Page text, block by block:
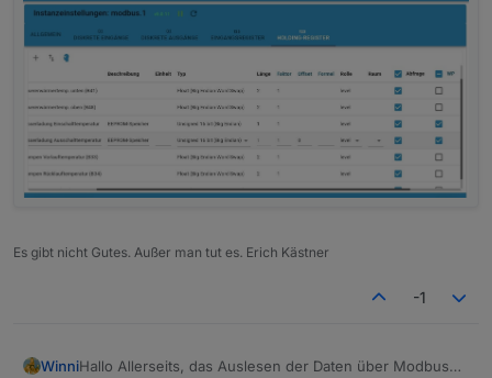
Es gibt nicht Gutes. Außer man tut es. Erich Kästner
-1
WinniHallo Allerseits, das Auslesen der Daten über Modbus